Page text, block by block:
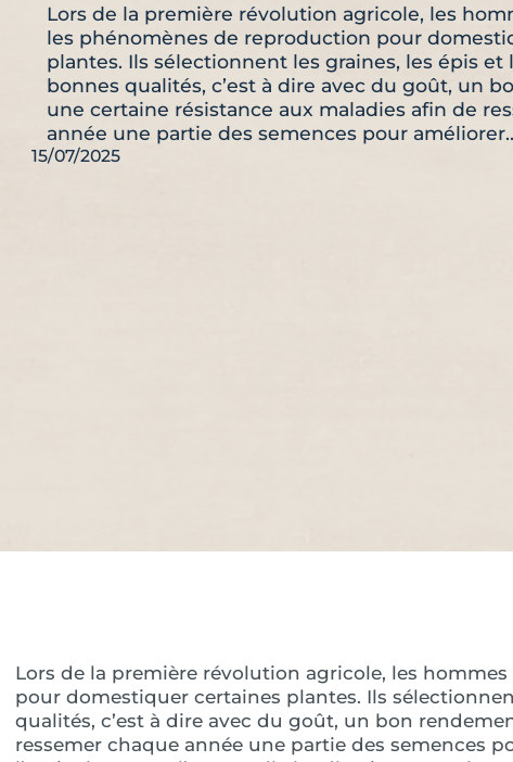
Lors de la première révolution agricole, les
les phénomènes de reproduction pour
plantes. Ils sélectionnent les graines, les épis et
bonnes qualités, c’est à dire avec du goût, un
une certaine résistance aux maladies afin de
année une partie des semences pour
15/07/2025
Lors de la première révolution agricole, les
pour domestiquer certaines plantes. Ils
qualités, c’est à dire avec du goût, un bon
ressemer chaque année une partie des semences